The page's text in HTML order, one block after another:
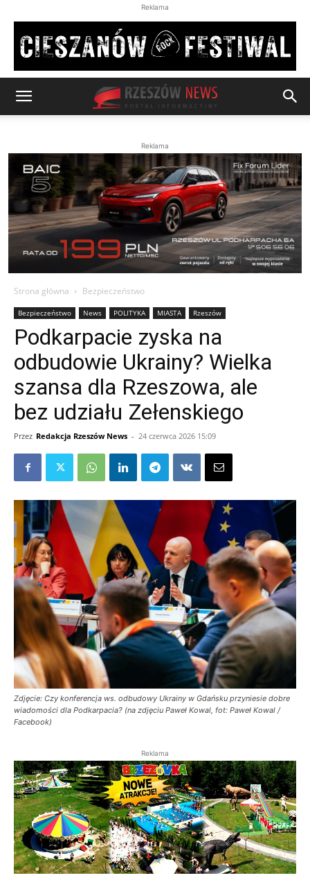
Reklama
Reklama
Strona główna Bezpieczeństwo
Bezpieczeństwo News POLITYKA MIASTA Rzeszów
Podkarpacie zyska na
odbudowie Ukrainy? Wielka
szansa dla Rzeszowa, ale
bez udziału Zełenskiego
Przez Redakcja Rzeszów News - 24 czerwca 2026 15:09
Zdjęcie: Czy konferencja ws. odbudowy Ukrainy w Gdańsku przyniesie dobre
wiadomości dla Podkarpacia? (na zdjęciu Paweł Kowal, fot: Paweł Kowal /
Facebook)
Reklama